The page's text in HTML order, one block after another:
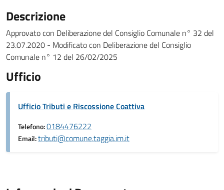
Descrizione
Approvato con Deliberazione del Consiglio Comunale n° 32 del
23.07.2020 - Modificato con Deliberazione del Consiglio
Comunale n° 12 del 26/02/2025
Ufficio
Ufficio Tributi e Riscossione Coattiva
Telefono:0184476222
Email:tributi@comune.taggia.im.it